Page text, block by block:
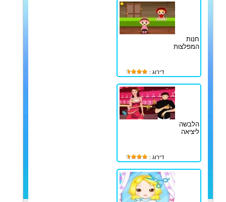
חנות
המפלצות
דירוג :
הלבשה
ליציאה
דירוג :